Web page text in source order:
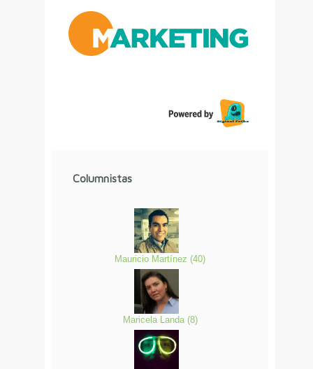
Columnistas
Mauricio Martínez (40)
Maricela Landa (8)